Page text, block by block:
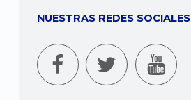
NUESTRAS REDES SOCIALES